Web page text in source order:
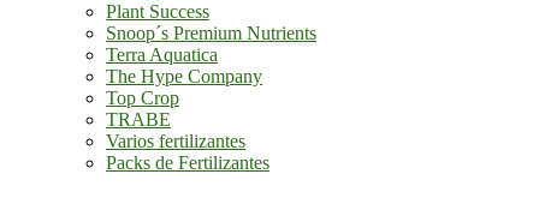
Plant Success
Snoop´s Premium Nutrients
Terra Aquatica
The Hype Company
Top Crop
TRABE
Varios fertilizantes
Packs de Fertilizantes